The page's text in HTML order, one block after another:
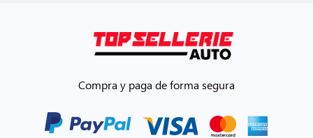
Compra y paga de forma segura